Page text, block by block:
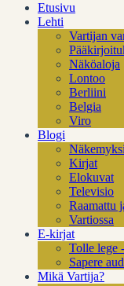
Etusivu
Lehti
Vartijan
Näköaloja
Lontoo
Berliini
Belgia
Viro
Blogi
Kirjat
Elokuvat
Televisio
Raamattu
Vartiossa
E-kirjat
Tolle lege
Sapere
Mikä Vartija?